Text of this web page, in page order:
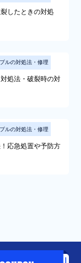
したときの対処
ルの対処法・修理
処法・破裂時の対
ルの対処法・修理
応急処置や予防方